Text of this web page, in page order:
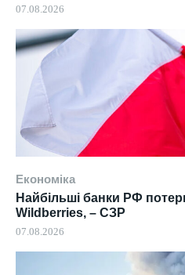
07.08.2026
Економіка
Найбільші банки РФ
Wildberries, – СЗР
07.08.2026